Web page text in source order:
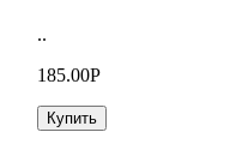
..
185.00Р
Купить